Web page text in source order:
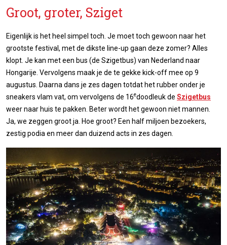
Groot, groter, Sziget
Eigenlijk is het heel simpel toch. Je moet toch gewoon naar het
grootste festival, met de dikste line-up gaan deze zomer? Alles
klopt. Je kan met een bus (de Szigetbus) van Nederland naar
Hongarije. Vervolgens maak je de te gekke kick-off mee op 9
augustus. Daarna dans je zes dagen totdat het rubber onder je
sneakers vlam vat, om vervolgens de 16edoodleuk de Szigetbus
weer naar huis te pakken. Beter wordt het gewoon niet mannen.
Ja, we zeggen groot ja. Hoe groot? Een half miljoen bezoekers,
zestig podia en meer dan duizend acts in zes dagen.